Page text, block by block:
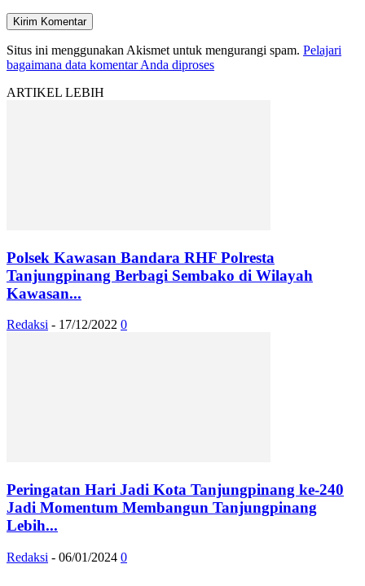
Situs ini menggunakan Akismet untuk mengurangi spam. Pelajari
bagaimana data komentar Anda diproses
ARTIKEL LEBIH
Polsek Kawasan Bandara RHF Polresta
Tanjungpinang Berbagi Sembako di Wilayah
Kawasan...
Redaksi - 17/12/2022 0
Peringatan Hari Jadi Kota Tanjungpinang ke-240
Jadi Momentum Membangun Tanjungpinang
Lebih...
Redaksi - 06/01/2024 0